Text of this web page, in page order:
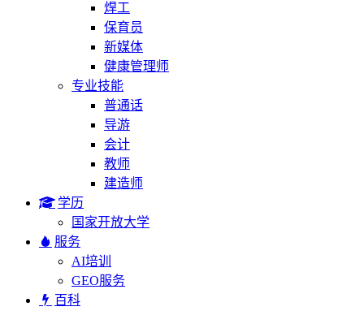
焊工
保育员
新媒体
健康管理师
专业技能
普通话
导游
会计
教师
建造师
学历
国家开放大学
服务
AI培训
GEO服务
百科